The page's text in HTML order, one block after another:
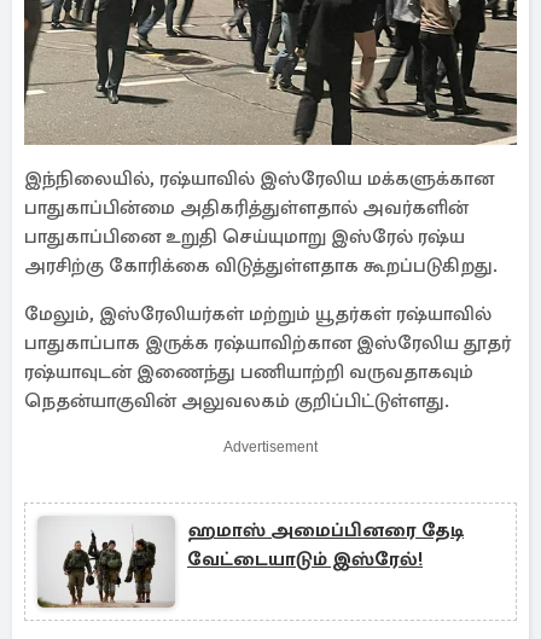
இந்நிலையில், ரஷ்யாவில் இஸ்ரேலிய மக்களுக்கான
பாதுகாப்பின்மை அதிகரித்துள்ளதால் அவர்களின்
பாதுகாப்பினை உறுதி செய்யுமாறு இஸ்ரேல் ரஷ்ய
அரசிற்கு கோரிக்கை விடுத்துள்ளதாக கூறப்படுகிறது.
மேலும், இஸ்ரேலியர்கள் மற்றும் யூதர்கள் ரஷ்யாவில்
பாதுகாப்பாக இருக்க ரஷ்யாவிற்கான இஸ்ரேலிய தூதர்
ரஷ்யாவுடன் இணைந்து பணியாற்றி வருவதாகவும்
நெதன்யாகுவின் அலுவலகம் குறிப்பிட்டுள்ளது.
Advertisement
ஹமாஸ் அமைப்பினரை தேடி
வேட்டையாடும் இஸ்ரேல்!